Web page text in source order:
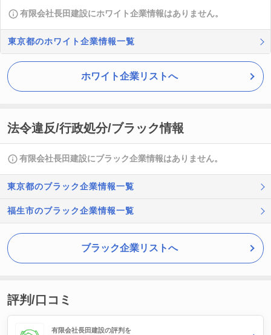
有限会社長田建設にホワイト企業情報はありません。
東京都のホワイト企業情報一覧
ホワイト企業リストへ
法令違反/行政処分/ブラック情報
有限会社長田建設にブラック企業情報はありません。
東京都のブラック企業情報一覧
福生市のブラック企業情報一覧
ブラック企業リストへ
評判/口コミ
有限会社長田建設の評判を